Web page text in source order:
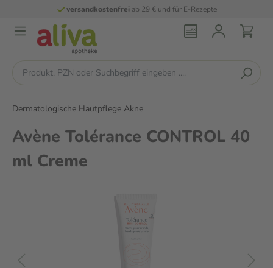
versandkostenfreiab 29 € und für E-Rezepte
Dermatologische Hautpflege Akne
Avène Tolérance CONTROL 40
ml Creme